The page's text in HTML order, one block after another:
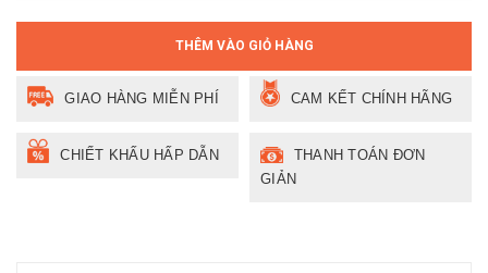
THÊM VÀO GIỎ HÀNG
GIAO HÀNG MIỄN PHÍ CAM KẾT CHÍNH HÃNG
CHIẾT KHẤU HẤP DẪN
THANH TOÁN ĐƠN
GIẢN